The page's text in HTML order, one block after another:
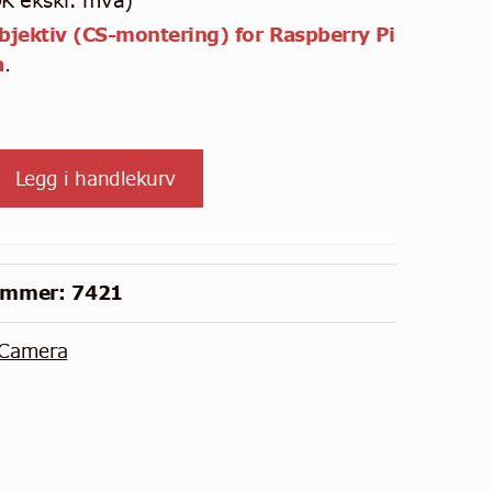
(CS-montering) for Raspberry Pi
.
Legg i handlekurv
7421